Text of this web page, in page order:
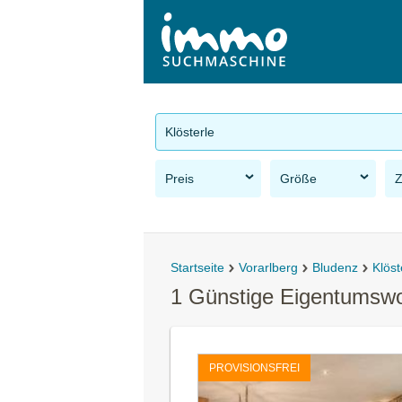
Klösterle
Preis Größe
Startseite Vorarlberg Bludenz
1 Günstige
PROVISIONSFREI